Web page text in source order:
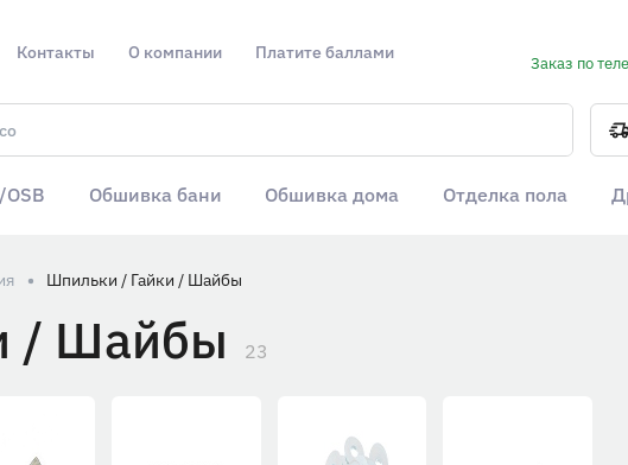
Контакты О компании Платите баллами
Заказ по
Обшивка бани Обшивка дома Отделка пола
Шпильки / Гайки / Шайбы
/ Шайбы 23